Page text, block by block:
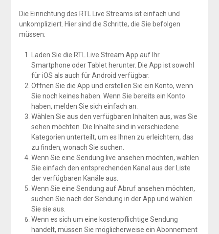
Die Einrichtung des RTL Live Streams ist einfach und
unkompliziert. Hier sind die Schritte, die Sie befolgen
müssen:
Laden Sie die RTL Live Stream App auf Ihr
Smartphone oder Tablet herunter. Die App ist sowohl
für iOS als auch für Android verfügbar.
Öffnen Sie die App und erstellen Sie ein Konto, wenn
Sie noch keines haben. Wenn Sie bereits ein Konto
haben, melden Sie sich einfach an.
Wählen Sie aus den verfügbaren Inhalten aus, was Sie
sehen möchten. Die Inhalte sind in verschiedene
Kategorien unterteilt, um es Ihnen zu erleichtern, das
zu finden, wonach Sie suchen.
Wenn Sie eine Sendung live ansehen möchten, wählen
Sie einfach den entsprechenden Kanal aus der Liste
der verfügbaren Kanäle aus.
Wenn Sie eine Sendung auf Abruf ansehen möchten,
suchen Sie nach der Sendung in der App und wählen
Sie sie aus.
Wenn es sich um eine kostenpflichtige Sendung
handelt, müssen Sie möglicherweise ein Abonnement